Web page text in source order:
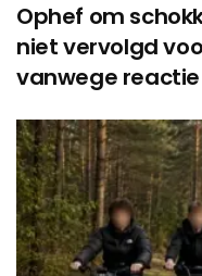
Ophef om
niet vervolgd
vanwege